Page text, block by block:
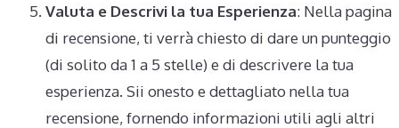
Valuta e Descrivi la tua Esperienza: Nella pagina
di recensione, ti verrà chiesto di dare un punteggio
(di solito da 1 a 5 stelle) e di descrivere la tua
esperienza. Sii onesto e dettagliato nella tua
recensione, fornendo informazioni utili agli altri